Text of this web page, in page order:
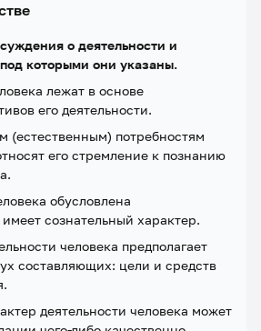
о деятельности и
которыми они указаны.
лежат в основе
его деятельности.
(естественным) потребностям
его стремление к познанию
обусловлена
сознательный характер.
человека предполагает
составляющих: цели и средств
деятельности человека может